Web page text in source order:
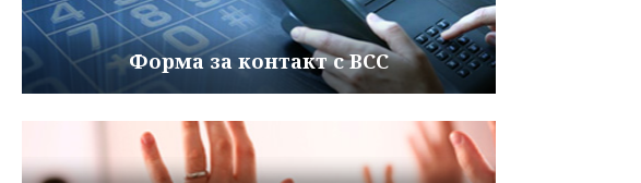
Форма за контакт с ВСС